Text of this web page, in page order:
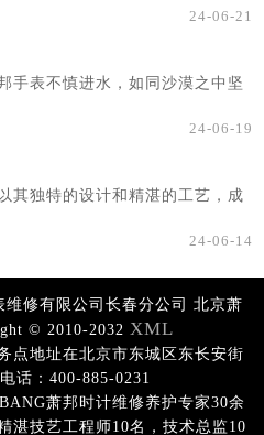
24-06-21
手表不慎进水，如同沙漠之中坚
24-06-19
其独特的设计和精湛的工艺，成
24-06-14
修有限公司长春分公司 北京萧
© 2010-2032 XML
点地址在北京市东城区东长安街
话：400-885-0231
萧邦时计维修养护专家30余
湛技艺工程师10名，技术总监10